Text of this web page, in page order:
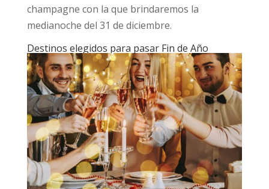
champagne con la que brindaremos la
medianoche del 31 de diciembre.
Destinos elegidos para pasar Fin de Año